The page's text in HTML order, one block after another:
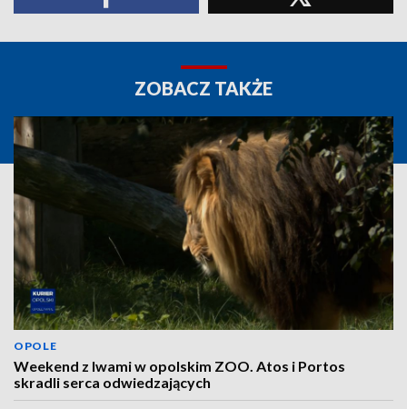
ZOBACZ TAKŻE
OPOLE
Weekend z lwami w opolskim ZOO. Atos i Portos
skradli serca odwiedzających